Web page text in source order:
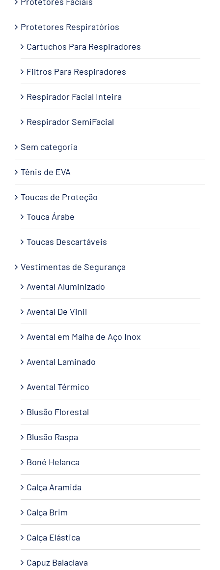
Protetores Respiratórios
Cartuchos Para Respiradores
Filtros Para Respiradores
Respirador Facial Inteira
Respirador SemiFacial
Sem categoria
Tênis de EVA
Toucas de Proteção
Touca Árabe
Toucas Descartáveis
Vestimentas de Segurança
Avental Aluminizado
Avental De Vinil
Avental em Malha de Aço Inox
Avental Laminado
Avental Térmico
Blusão Florestal
Blusão Raspa
Boné Helanca
Calça Aramida
Calça Brim
Calça Elástica
Capuz Balaclava